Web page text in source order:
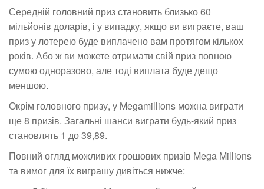
Середній головний приз становить близько 60
мільйонів доларів, і у випадку, якщо ви виграєте, ваш
приз у лотерею буде виплачено вам протягом кількох
років. Або ж ви можете отримати свій приз повною
сумою одноразово, але тоді виплата буде дещо
меншою.
Окрім головного призу, у Megamillions можна виграти
ще 8 призів. Загальні шанси виграти будь-який приз
становлять 1 до 39,89.
Повний огляд можливих грошових призів Mega Millions
та вимог для їх виграшу дивіться нижче: